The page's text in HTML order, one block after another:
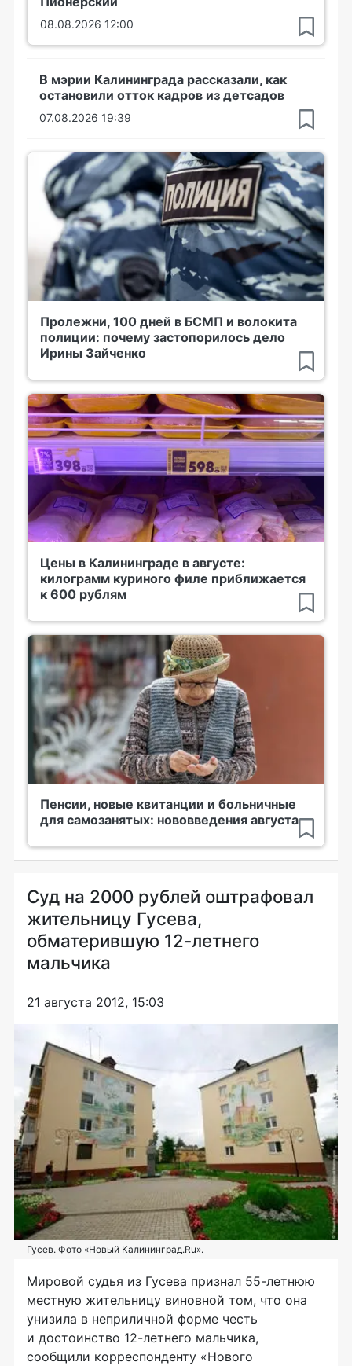
08.08.2026 12:00
В мэрии Калининграда рассказали, как
остановили отток кадров из детсадов
07.08.2026 19:39
Пролежни, 100 дней в БСМП и волокита
полиции: почему застопорилось дело
Ирины Зайченко
Цены в Калининграде в августе:
килограмм куриного филе приближается
к 600 рублям
Пенсии, новые квитанции и больничные
для самозанятых: нововведения августа
Суд на 2000 рублей оштрафовал
жительницу Гусева,
обматерившую 12-летнего
мальчика
21 августа 2012, 15:03
Гусев. Фото «Новый Калининград.Ru».
Мировой судья из Гусева признал 55-летнюю
местную жительницу виновной том, что она
унизила в неприличной форме честь
и достоинство 12-летнего мальчика,
сообщили корреспонденту «Нового